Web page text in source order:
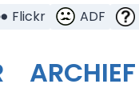
Flickr ADF
ARCHIEF